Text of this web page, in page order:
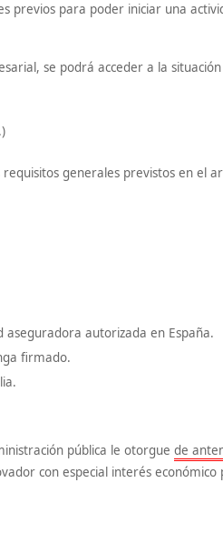
previos para poder iniciar una
se podrá acceder a la
generales previstos en el
autorizada en España.
firmado.
pública le otorgue de
con especial interés económico